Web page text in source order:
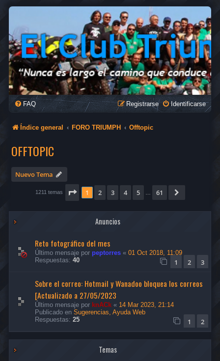
FAQ Identificarse
Registrarse
Índice general FORO TRIUMPH Offtopic
OFFTOPIC
Nuevo Tema
1211 temas Página1 de61
1 2 3 4 5 61
Anuncios
Reto fotográfico del mes
Último mensaje por peptorres « 01 Oct 2018, 11:09
Respuestas: 40 1 2 3
Sobre el correo: Hotmail y Wanadoo bloquea los correos
[Actualizado a 27/05/2023
Último mensaje por knACk « 14 Mar 2023, 21:14
Publicado en Sugerencias, Ayuda Web
Respuestas: 25 1 2
Temas